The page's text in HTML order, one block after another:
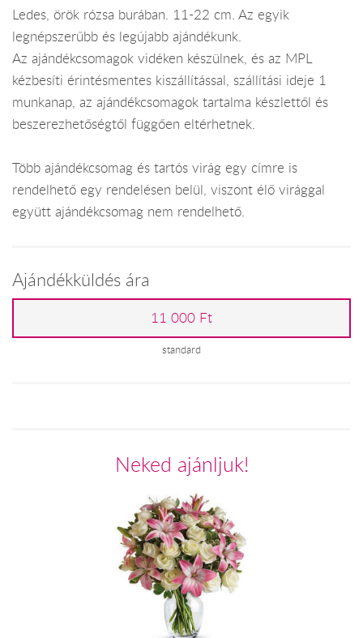
Ledes, örök rózsa burában. 11-22 cm. Az egyik
legnépszerűbb és legújabb ajándékunk.
Az ajándékcsomagok vidéken készülnek, és az MPL
kézbesíti érintésmentes kiszállítással, szállítási ideje 1
munkanap, az ajándékcsomagok tartalma készlettől és
beszerezhetőségtől függően eltérhetnek.
Több ajándékcsomag és tartós virág egy címre is
rendelhető egy rendelésen belül, viszont élő virággal
együtt ajándékcsomag nem rendelhető.
Ajándékküldés ára
11 000 Ft
standard
Neked ajánljuk!